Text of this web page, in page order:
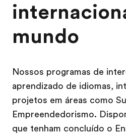
Sobre nós
mundo
Nossos programas de
aprendizado de idiomas,
projetos em áreas como
Empreendedorismo.
que tenham concluído o